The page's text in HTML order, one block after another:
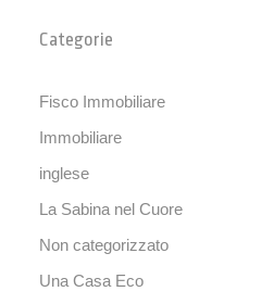
Categorie
Fisco Immobiliare
Immobiliare
inglese
La Sabina nel Cuore
Non categorizzato
Una Casa Eco